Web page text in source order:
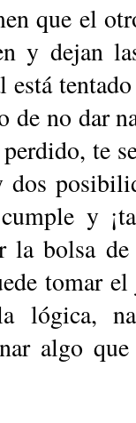
que el
y dejan
está
de no dar
te
dos
y
la bolsa
tomar
lógica,
algo